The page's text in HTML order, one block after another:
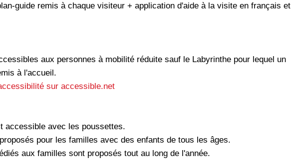
guide remis à chaque visiteur + application d'aide à la visite en français et
aux personnes à mobilité réduite sauf le Labyrinthe pour lequel un
à l'accueil.
sur accessible.net
accessible avec les poussettes.
pour les familles avec des enfants de tous les âges.
aux familles sont proposés tout au long de l'année.